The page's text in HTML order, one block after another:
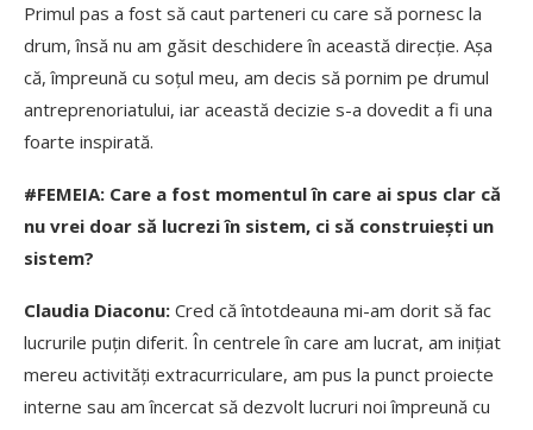
Primul pas a fost să caut parteneri cu care să pornesc la
drum, însă nu am găsit deschidere în această direcție. Așa
că, împreună cu soțul meu, am decis să pornim pe drumul
antreprenoriatului, iar această decizie s-a dovedit a fi una
foarte inspirată.
#FEMEIA: Care a fost momentul în care ai spus clar că
nu vrei doar să lucrezi în sistem, ci să construiești un
sistem?
Claudia Diaconu: Cred că întotdeauna mi-am dorit să fac
lucrurile puțin diferit. În centrele în care am lucrat, am inițiat
mereu activități extracurriculare, am pus la punct proiecte
interne sau am încercat să dezvolt lucruri noi împreună cu